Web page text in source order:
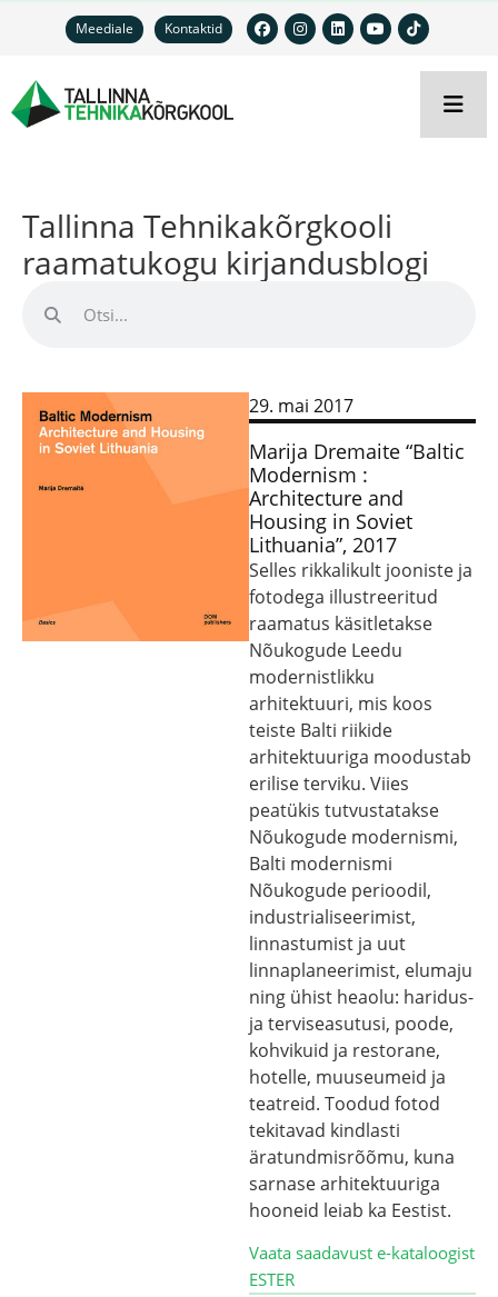
Meediale Kontaktid
Tallinna Tehnikakõrgkooli
raamatukogu kirjandusblogi
29. mai 2017
Marija Dremaite “Baltic
Modernism :
Architecture and
Housing in Soviet
Lithuania”, 2017
Selles rikkalikult jooniste ja
fotodega illustreeritud
raamatus käsitletakse
Nõukogude Leedu
modernistlikku
arhitektuuri, mis koos
teiste Balti riikide
arhitektuuriga moodustab
erilise terviku. Viies
peatükis tutvustatakse
Nõukogude modernismi,
Balti modernismi
Nõukogude perioodil,
industrialiseerimist,
linnastumist ja uut
linnaplaneerimist, elumaju
ning ühist heaolu: haridus-
ja terviseasutusi, poode,
kohvikuid ja restorane,
hotelle, muuseumeid ja
teatreid. Toodud fotod
tekitavad kindlasti
äratundmisrõõmu, kuna
sarnase arhitektuuriga
hooneid leiab ka Eestist.
Vaata saadavust e-kataloogist
ESTER